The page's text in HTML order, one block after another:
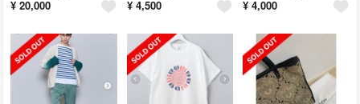
¥ 20,000 ¥ 4,500 ¥ 4,000